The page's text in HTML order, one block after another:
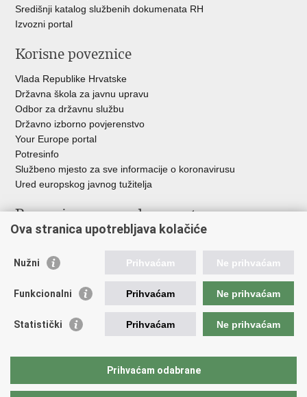
Središnji katalog službenih dokumenata RH
Izvozni portal
Korisne poveznice
Vlada Republike Hrvatske
Državna škola za javnu upravu
Odbor za državnu službu
Državno izborno povjerenstvo
Your Europe portal
Potresinfo
Službeno mjesto za sve informacije o koronavirusu
Ured europskog javnog tužitelja
Poveznice pravosudnog sustava
Državno odvjetništvo
Ured za suzbijanje korupcije i organiziranog kriminaliteta
Državnoodvjetničko vijeće
Hrvatska odvjetnička komora
Europski pravosudni portal
Ova stranica upotrebljava kolačiće
Nužni Prihvaćam Ne prihvaćam
Funkcionalni Prihvaćam Ne prihvaćam
Statistički Prihvaćam Ne prihvaćam
Prihvaćam odabrane